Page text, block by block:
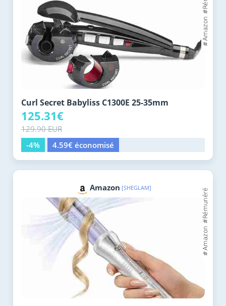
Curl Secret Babyliss C1300E 25-35mm
125.31€
129.90 EUR
-4%
4.59€ économisé
Amazon [SHEGLAM]